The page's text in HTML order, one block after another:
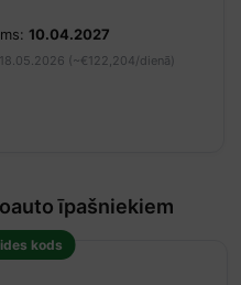
10.04.2027
(~€122,204/dienā)
īpašniekiem
kods